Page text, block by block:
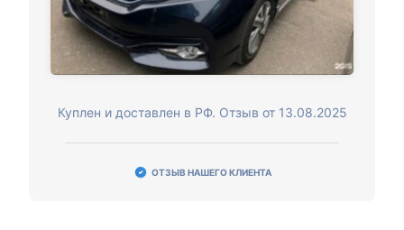
Куплен и доставлен в РФ. Отзыв от 13.08.2025
ОТЗЫВ НАШЕГО КЛИЕНТА